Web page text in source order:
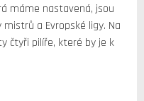
máme nastavená, jsou
a Evropské ligy. Na
čtyři pilíře, které by je k